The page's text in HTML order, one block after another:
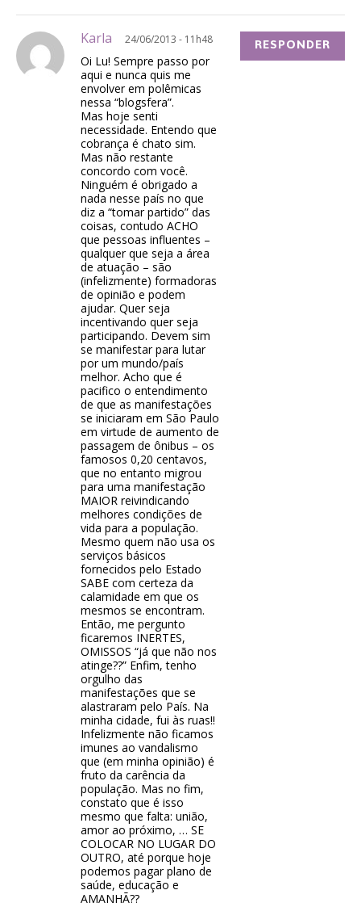
Karla 24/06/2013 - 11h48
Oi Lu! Sempre passo por
aqui e nunca quis me
envolver em polêmicas
nessa “blogsfera”.
Mas hoje senti
necessidade. Entendo que
cobrança é chato sim.
Mas não restante
concordo com você.
Ninguém é obrigado a
nada nesse país no que
diz a “tomar partido” das
coisas, contudo ACHO
que pessoas influentes –
qualquer que seja a área
de atuação – são
(infelizmente) formadoras
de opinião e podem
ajudar. Quer seja
incentivando quer seja
participando. Devem sim
se manifestar para lutar
por um mundo/país
melhor. Acho que é
pacifico o entendimento
de que as manifestações
se iniciaram em São Paulo
em virtude de aumento de
passagem de ônibus – os
famosos 0,20 centavos,
que no entanto migrou
para uma manifestação
MAIOR reivindicando
melhores condições de
vida para a população.
Mesmo quem não usa os
serviços básicos
fornecidos pelo Estado
SABE com certeza da
calamidade em que os
mesmos se encontram.
Então, me pergunto
ficaremos INERTES,
OMISSOS “já que não nos
atinge??” Enfim, tenho
orgulho das
manifestações que se
alastraram pelo País. Na
minha cidade, fui às ruas!!
Infelizmente não ficamos
imunes ao vandalismo
que (em minha opinião) é
fruto da carência da
população. Mas no fim,
constato que é isso
mesmo que falta: união,
amor ao próximo, … SE
COLOCAR NO LUGAR DO
OUTRO, até porque hoje
podemos pagar plano de
saúde, educação e
AMANHÃ??
RESPONDER